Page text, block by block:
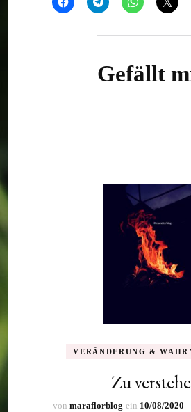
Gefällt
VERÄNDERUNG &
Zu
von maraflorblog ein 10/08/2020